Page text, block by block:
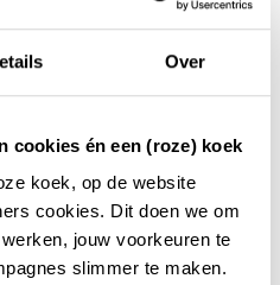
Over
cookies én een (roze) koek
koek, op de website
cookies. Dit doen we om
jouw voorkeuren te
slimmer te maken.
van het
je uitrijkaartje mee naar
scannen deze dan zodat je
is het dichtstbijzijnde